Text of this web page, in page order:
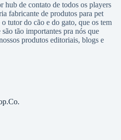
de contato de todos os players
fabricante de produtos para pet
tutor do cão e do gato, que os tem
tão importantes pra nós que
produtos editoriais, blogs e